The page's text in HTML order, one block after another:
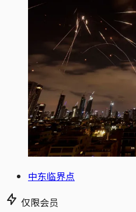
中东临界点
仅限会员